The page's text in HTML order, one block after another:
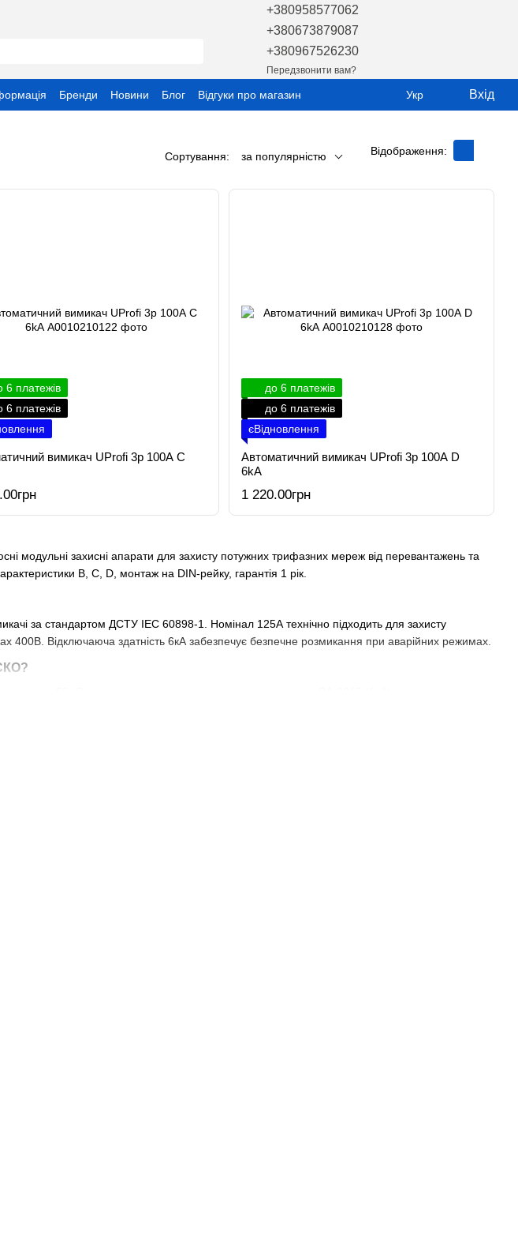
+380958577062
+380673879087
+380967526230
Передзвонити вам?
Бренди Новини Блог
Відгуки про магазин
Укр Вхід
Сортування: за популярністю Відображення:
модульні захисні апарати для захисту потужних трифазних мереж від перевантажень та
B, C, D, монтаж на DIN-рейку, гарантія 1 рік.
за стандартом ДСТУ IEC 60898-1. Номінал 125А технічно підходить для захисту
400В. Відключаюча здатність 6кА забезпечує безпечне розмикання при аварійних режимах.
6 платежів
6 платежів
вимикач UProfi 3р 100А C
до 6 платежів
до 6 платежів
єВідновлення
Автоматичний вимикач UProfi 3р 100А D
6kА
1 220.00грн